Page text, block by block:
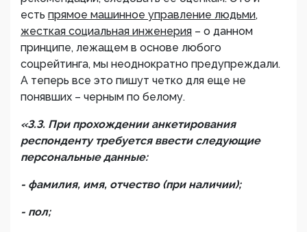
есть прямое машинное управление людьми,
жесткая социальная инженерия – о данном
принципе, лежащем в основе любого
соцрейтинга, мы неоднократно предупреждали.
А теперь все это пишут четко для еще не
понявших – черным по белому.
«3.3. При прохождении анкетирования
респонденту требуется ввести следующие
персональные данные:
- фамилия, имя, отчество (при наличии);
- пол;